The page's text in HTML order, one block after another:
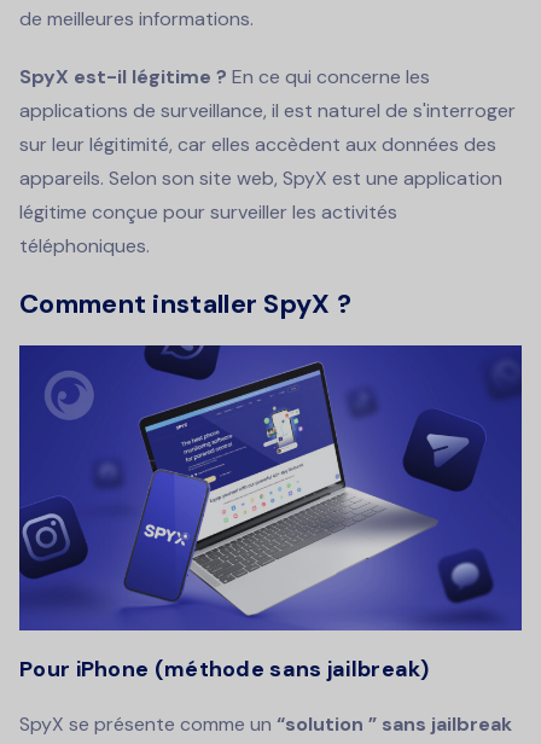
de meilleures informations.
SpyX est-il légitime ? En ce qui concerne les
applications de surveillance, il est naturel de s'interroger
sur leur légitimité, car elles accèdent aux données des
appareils. Selon son site web, SpyX est une application
légitime conçue pour surveiller les activités
téléphoniques.
Comment installer SpyX ?
Pour iPhone (méthode sans jailbreak)
SpyX se présente comme un “solution ” sans jailbreak